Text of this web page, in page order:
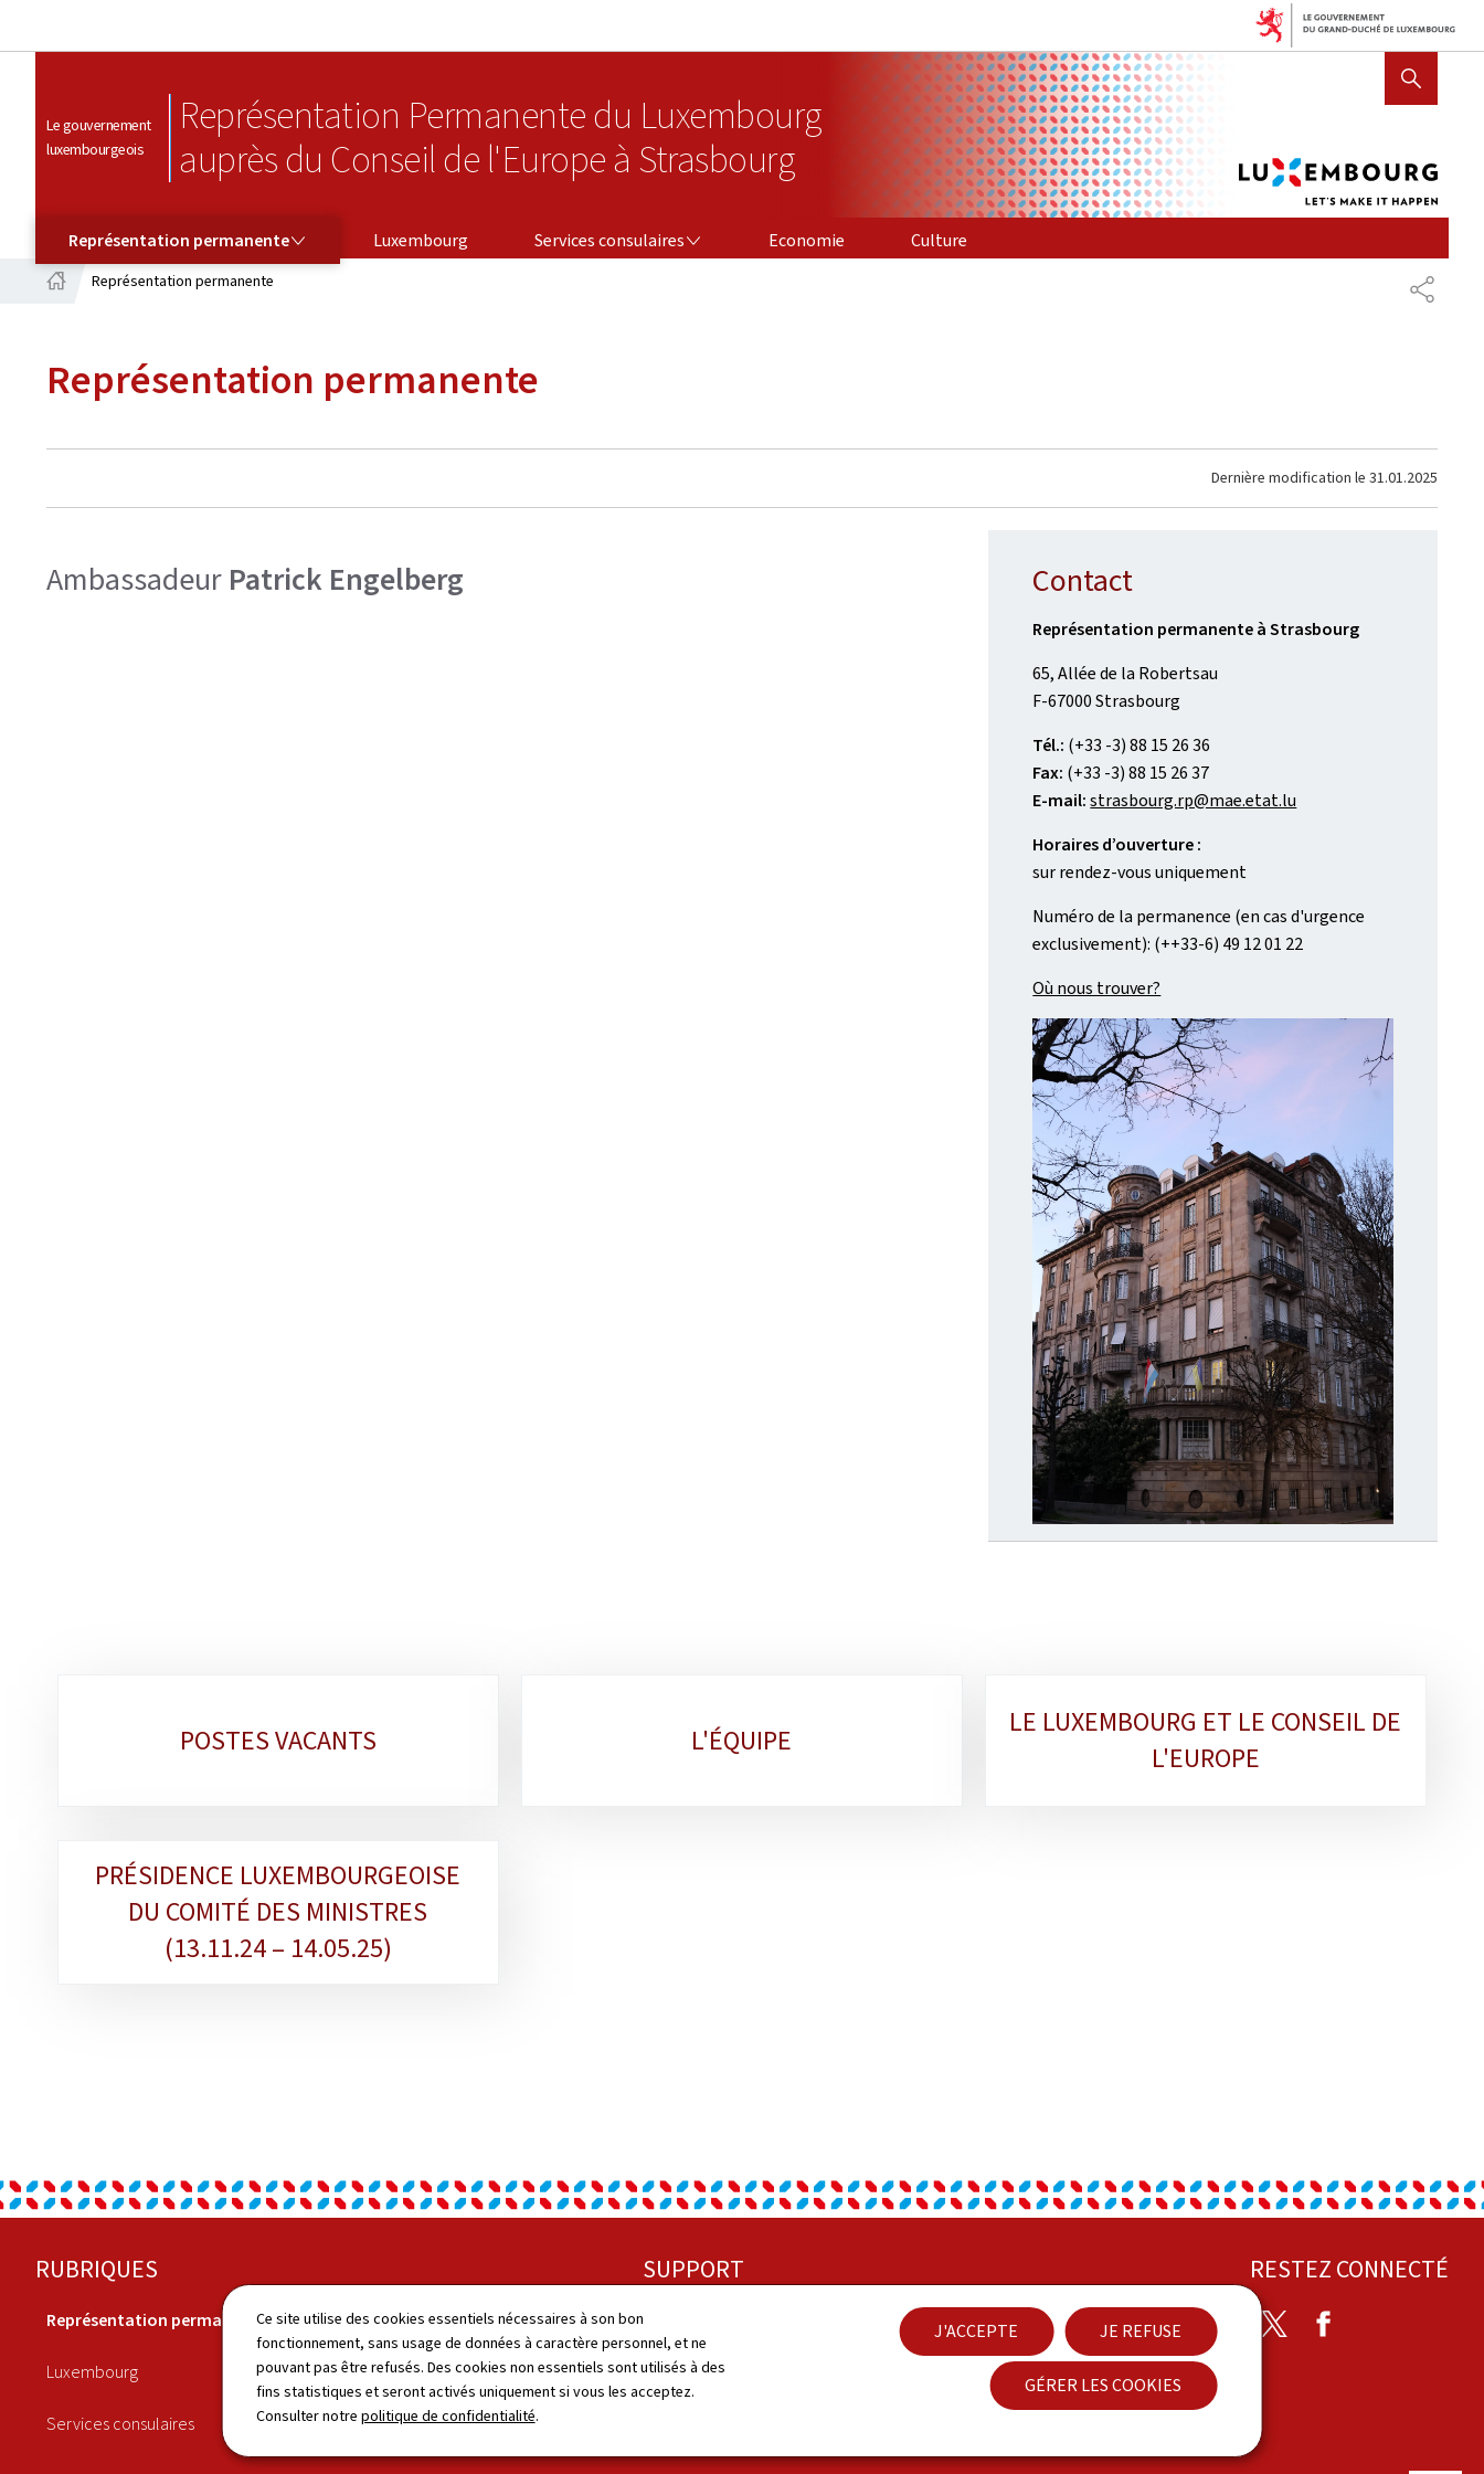
Ce site utilise des cookies essentiels nécessaires à son bon
fonctionnement, sans usage de données à caractère personnel, et ne
pouvant pas être refusés. Des cookies non essentiels sont utilisés à des
fins statistiques et seront activés uniquement si vous les acceptez.
Consulter notre politique de confidentialité.
J'ACCEPTE JE REFUSE
GÉRER LES COOKIES
Le gouvernement
luxembourgeois
Représentation Permanente du Luxembourg
auprès du Conseil de l'Europe à Strasbourg
AFFICHER / MASQUER LA
Représentation permanente
REPRÉSENTATION PERMANENTE
Luxembourg Services consulaires Economie
Culture
Représentation permanente
Représentation permanente
Dernière modification le 31.01.2025
Ambassadeur Patrick Engelberg Contact
Représentation permanente à Strasbourg
65, Allée de la Robertsau
F-67000 Strasbourg
Tél.: (+33 -3) 88 15 26 36
Fax: (+33 -3) 88 15 26 37
E-mail: strasbourg.rp@mae.etat.lu
Horaires d’ouverture :
sur rendez-vous uniquement
Numéro de la permanence (en cas d'urgence
exclusivement): (++33-6) 49 12 01 22
Où nous trouver?
POSTES VACANTS L'ÉQUIPE
LE LUXEMBOURG ET LE CONSEIL DE
L'EUROPE
PRÉSIDENCE LUXEMBOURGEOISE
DU COMITÉ DES MINISTRES
(13.11.24 – 14.05.25)
Pied
de
RUBRIQUES
Représentation permanente
Luxembourg
Services consulaires
Economie
Culture
Actualités
SUPPORT
A propos
Contact
Accessibilité
RESTEZ CONNECTÉ
Twitter